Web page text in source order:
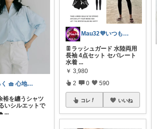
みるく 🧺 心地よい、上質な暮らしを
裕を纏うシャツ
いシルエットで
...
Mau32💜いつも有難うございます😊
👖ラッシュガード 水陸両用
長袖 4点セット セパレート
水着 ...
￥ 3,980
2 0 590
コレ いいね